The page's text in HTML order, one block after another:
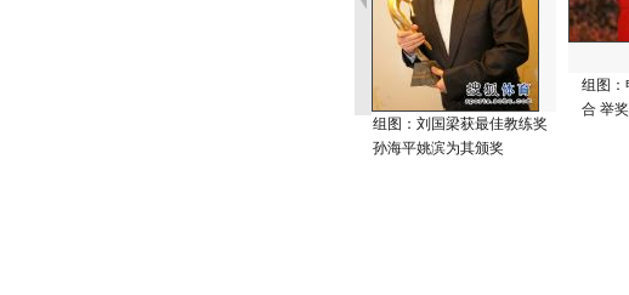
组图：刘国梁获最佳教练奖
孙海平姚滨为其颁奖
组图：
合 举